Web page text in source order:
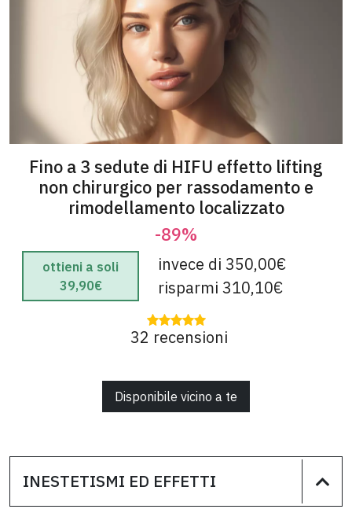
INESTETISMI ED EFFETTI
Fino a 3 sedute di HIFU effetto lifting
non chirurgico per rassodamento e
rimodellamento localizzato
-89%
ottieni a soli
39,90€
invece di 350,00€
risparmi 310,10€
32 recensioni
Disponibile vicino a te